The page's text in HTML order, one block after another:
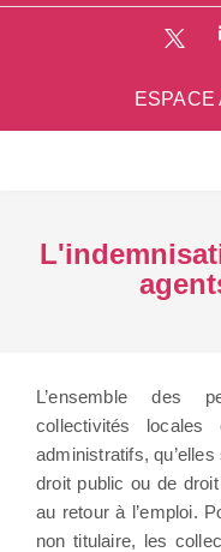
ESPACE
L’ensemble des
collectivités locales
administratifs,
droit public ou de droit
au retour à l’emploi.
non titulaire, les